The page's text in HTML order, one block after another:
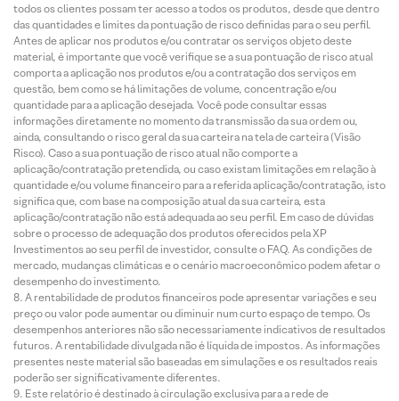
todos os clientes possam ter acesso a todos os produtos, desde que dentro
das quantidades e limites da pontuação de risco definidas para o seu perfil.
Antes de aplicar nos produtos e/ou contratar os serviços objeto deste
material, é importante que você verifique se a sua pontuação de risco atual
comporta a aplicação nos produtos e/ou a contratação dos serviços em
questão, bem como se há limitações de volume, concentração e/ou
quantidade para a aplicação desejada. Você pode consultar essas
informações diretamente no momento da transmissão da sua ordem ou,
ainda, consultando o risco geral da sua carteira na tela de carteira (Visão
Risco). Caso a sua pontuação de risco atual não comporte a
aplicação/contratação pretendida, ou caso existam limitações em relação à
quantidade e/ou volume financeiro para a referida aplicação/contratação, isto
significa que, com base na composição atual da sua carteira, esta
aplicação/contratação não está adequada ao seu perfil. Em caso de dúvidas
sobre o processo de adequação dos produtos oferecidos pela XP
Investimentos ao seu perfil de investidor, consulte o FAQ. As condições de
mercado, mudanças climáticas e o cenário macroeconômico podem afetar o
desempenho do investimento.
A rentabilidade de produtos financeiros pode apresentar variações e seu
preço ou valor pode aumentar ou diminuir num curto espaço de tempo. Os
desempenhos anteriores não são necessariamente indicativos de resultados
futuros. A rentabilidade divulgada não é líquida de impostos. As informações
presentes neste material são baseadas em simulações e os resultados reais
poderão ser significativamente diferentes.
Este relatório é destinado à circulação exclusiva para a rede de